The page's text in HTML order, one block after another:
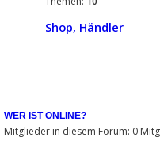
Shop, Händler
WER IST ONLINE?
Mitglieder in diesem Forum: 0